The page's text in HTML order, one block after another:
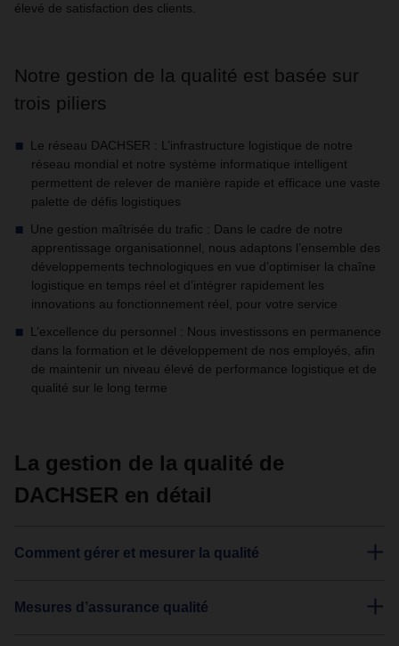
élevé de satisfaction des clients.
Notre gestion de la qualité est basée sur
trois piliers
Le réseau DACHSER : L’infrastructure logistique de notre
réseau mondial et notre système informatique intelligent
permettent de relever de manière rapide et efficace une vaste
palette de défis logistiques
Une gestion maîtrisée du trafic : Dans le cadre de notre
apprentissage organisationnel, nous adaptons l’ensemble des
développements technologiques en vue d’optimiser la chaîne
logistique en temps réel et d’intégrer rapidement les
innovations au fonctionnement réel, pour votre service
L’excellence du personnel : Nous investissons en permanence
dans la formation et le développement de nos employés, afin
de maintenir un niveau élevé de performance logistique et de
qualité sur le long terme
La gestion de la qualité de
DACHSER en détail
Comment gérer et mesurer la qualité
Mesures d’assurance qualité